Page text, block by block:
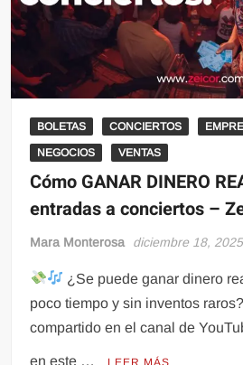
BOLETAS CONCIERTOS
NEGOCIOS VENTAS
Cómo GANAR DINERO
entradas a conciertos –
Mara Monterosa diciembre 18, 2025
¿Se puede ganar dinero
poco tiempo y sin inventos
compartido en el canal de
en este … LEER MÁS